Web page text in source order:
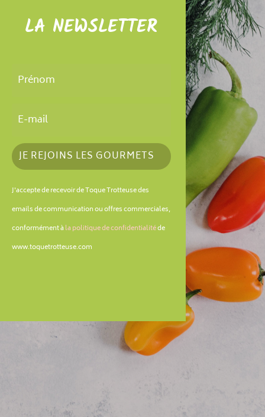
LA NEWSLETTER
JE REJOINS LES GOURMETS
J'accepte de recevoir de Toque Trotteuse des
emails de communication ou offres commerciales,
conformément àla politique de confidentialitéde
www.toquetrotteuse.com